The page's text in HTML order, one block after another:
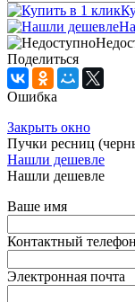
Поделиться
Ошибка
Закрыть окно
Пучки ресниц
Нашли дешевле
Нашли дешевле
Ваше имя
Контактный телефон
Электронная почта